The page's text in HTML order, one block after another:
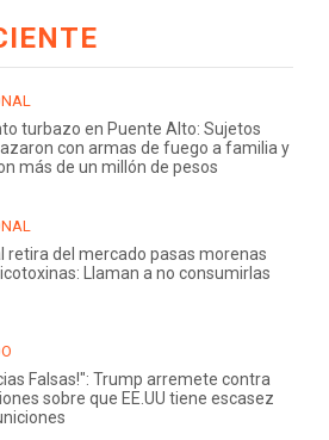
turbazo en Puente Alto: Sujetos
con armas de fuego a familia y
más de un millón de pesos
retira del mercado pasas morenas
Llaman a no consumirlas
Falsas!": Trump arremete contra
sobre que EE.UU tiene escasez